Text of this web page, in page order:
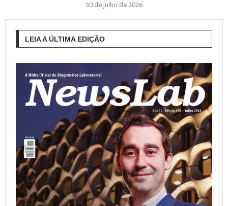
30 de julho de 2026
LEIA A ÚLTIMA EDIÇÃO